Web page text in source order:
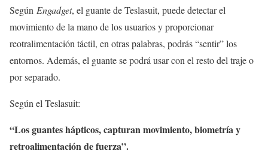
Según Engadget, el guante de Teslasuit, puede detectar el
movimiento de la mano de los usuarios y proporcionar
reotralimentación táctil, en otras palabras, podrás “sentir” los
entornos. Además, el guante se podrá usar con el resto del traje o
por separado.
Según el Teslasuit:
“Los guantes hápticos, capturan movimiento, biometría y
retroalimentación de fuerza”.